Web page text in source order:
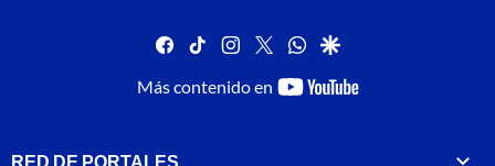
facebook
tiktok instagram
twitterwhatsapp
google
Más contenido en
youtube-
RED DE PORTALES